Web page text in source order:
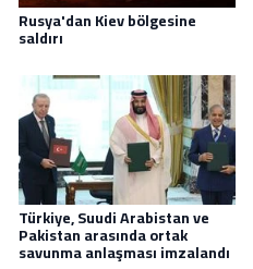
Rusya'dan Kiev bölgesine
saldırı
Türkiye, Suudi Arabistan ve
Pakistan arasında ortak
savunma anlaşması imzalandı